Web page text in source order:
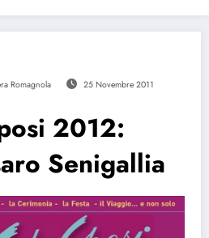
Romagnola 25 Novembre 2011
2012:
Senigallia